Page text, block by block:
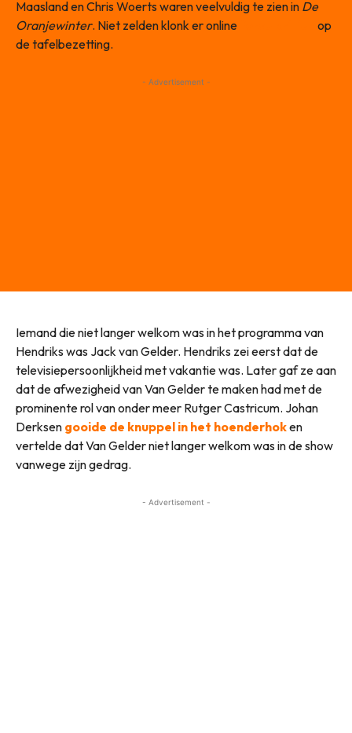
Maasland en Chris Woerts waren veelvuldig te zien in De
Oranjewinter. Niet zelden klonk er online
op
de tafelbezetting.
- Advertisement -
Iemand die niet langer welkom was in het programma van
Hendriks was Jack van Gelder. Hendriks zei eerst dat de
televisiepersoonlijkheid met vakantie was. Later gaf ze aan
dat de afwezigheid van Van Gelder te maken had met de
prominente rol van onder meer Rutger Castricum. Johan
Derksen gooide de knuppel in het hoenderhoken
vertelde dat Van Gelder niet langer welkom was in de show
vanwege zijn gedrag.
- Advertisement -